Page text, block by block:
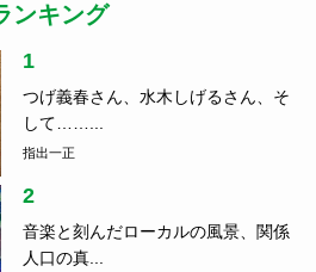
ンキング
1
つげ義春さん、水木しげるさん、そ
して……...
指出一正
2
音楽と刻んだローカルの風景、関係
人口の真...